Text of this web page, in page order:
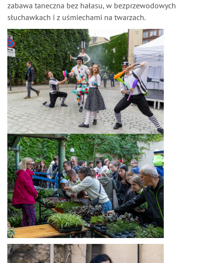
zabawa taneczna bez hałasu, w bezprzewodowych
słuchawkach i z uśmiechami na twarzach.